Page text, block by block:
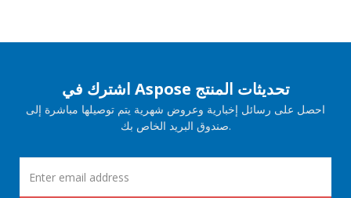
اشترك في Aspose تحديثات المنتج
احصل على رسائل إخبارية وعروض شهرية يتم توصيلها مباشرة إلى
صندوق البريد الخاص بك.